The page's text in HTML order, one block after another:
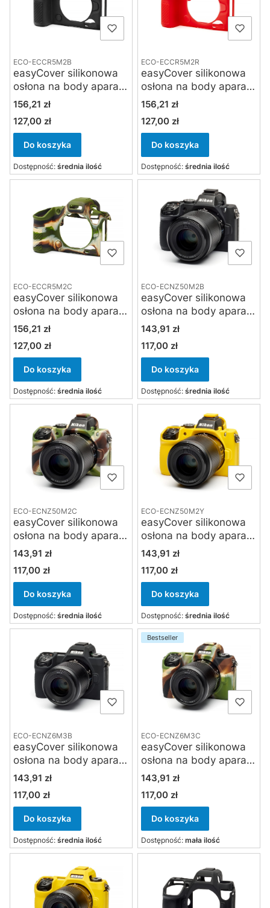
ECO-ECCR5M2B
easyCover silikonowa
osłona na body aparatu
Canon EOS R5II czarna
Cena
156,21 zł
Cena
127,00 zł
Do koszyka
Dostępność: średnia ilość
ECO-ECCR5M2R
easyCover silikonowa
osłona na body aparatu
Canon EOS R5II
czerwona
Cena
156,21 zł
Cena
127,00 zł
Do koszyka
Dostępność: średnia ilość
ECO-ECCR5M2C
easyCover silikonowa
osłona na body aparatu
Canon EOS R5II
kamuflaż
Cena
156,21 zł
Cena
127,00 zł
Do koszyka
Dostępność: średnia ilość
ECO-ECNZ50M2B
easyCover silikonowa
osłona na body aparatu
Cena
143,91 zł
Cena
117,00 zł
Do koszyka
Dostępność: średnia ilość
ECO-ECNZ50M2C
easyCover silikonowa
osłona na body aparatu
Cena
143,91 zł
Cena
117,00 zł
Do koszyka
Dostępność: średnia ilość
ECO-ECNZ50M2Y
easyCover silikonowa
osłona na body aparatu
Cena
143,91 zł
Cena
117,00 zł
Do koszyka
Dostępność: średnia ilość
ECO-ECNZ6M3B
easyCover silikonowa
osłona na body aparatu
Nikon Z6 III - czarna
Cena
143,91 zł
Cena
117,00 zł
Do koszyka
Dostępność: średnia ilość
Bestseller
ECO-ECNZ6M3C
easyCover silikonowa
osłona na body aparatu
Nikon Z6 III - kamuflaż
Cena
143,91 zł
Cena
117,00 zł
Do koszyka
Dostępność: mała ilość